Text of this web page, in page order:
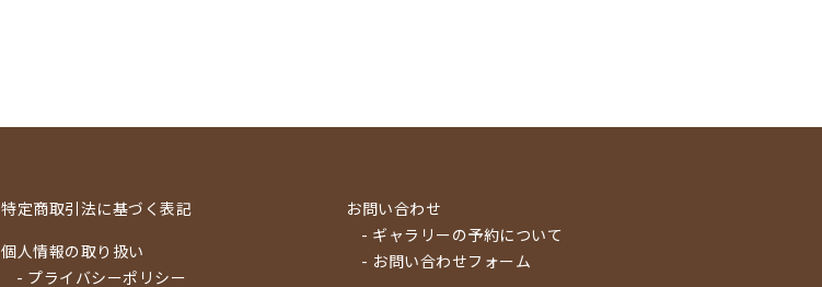
特定商取引法に基づく表記
個人情報の取り扱い
- プライバシーポリシー
お問い合わせ
- ギャラリーの予約について
- お問い合わせフォーム